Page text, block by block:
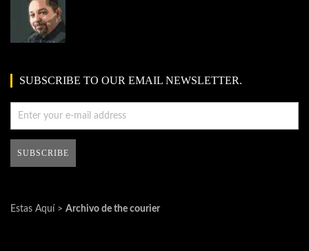
SUBSCRIBE TO OUR EMAIL NEWSLETTER.
Estas Aquí > Archivo de the courier